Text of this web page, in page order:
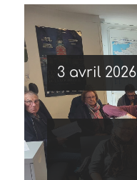
3 avril 2026